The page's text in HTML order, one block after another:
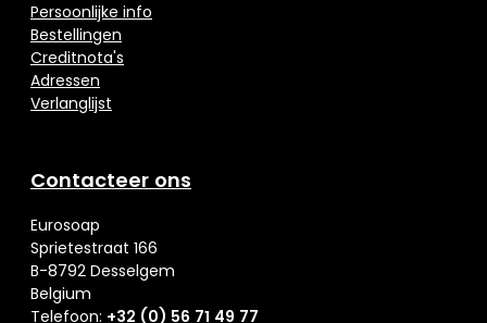
Persoonlijke info
Bestellingen
Creditnota's
Adressen
Verlanglijst
Contacteer ons
Eurosoap
Sprietestraat 166
B-8792 Desselgem
Belgium
Telefoon: +32 (0) 56 71 49 77